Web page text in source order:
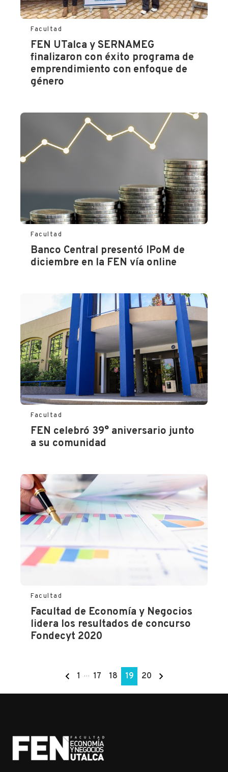
Facultad
FEN UTalca y SERNAMEG
finalizaron con éxito programa de
emprendimiento con enfoque de
género
Facultad
Banco Central presentó IPoM de
diciembre en la FEN vía online
Facultad
FEN celebró 39° aniversario junto
a su comunidad
Facultad
Facultad de Economía y Negocios
lidera los resultados de concurso
Fondecyt 2020
1 … 17 18 19 20